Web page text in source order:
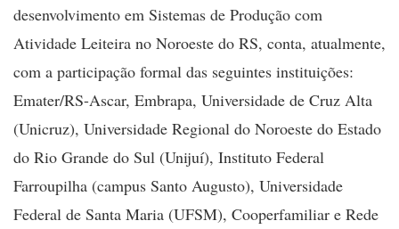
desenvolvimento em Sistemas de Produção com
Atividade Leiteira no Noroeste do RS, conta, atualmente,
com a participação formal das seguintes instituições:
Emater/RS-Ascar, Embrapa, Universidade de Cruz Alta
(Unicruz), Universidade Regional do Noroeste do Estado
do Rio Grande do Sul (Unijuí), Instituto Federal
Farroupilha (campus Santo Augusto), Universidade
Federal de Santa Maria (UFSM), Cooperfamiliar e Rede